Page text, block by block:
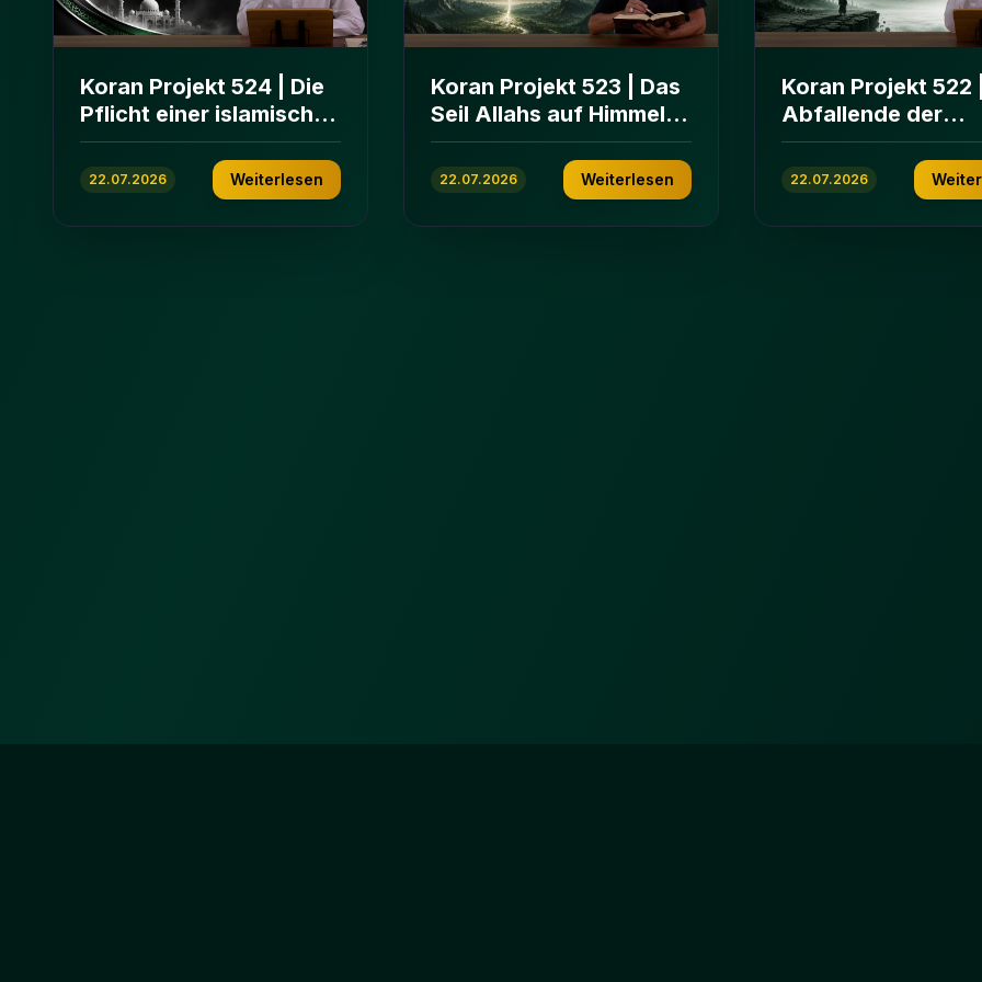
Koran Projekt 524 | Die
Pflicht einer islamischen
Gemeinschaft | Sure Āl
ʿImrān 103-112
22.07.2026 Weiterlesen
Koran Projekt 523 | Das
Seil Allahs auf Himmeln
und Erden | Sure Āl
ʿImrān 103-112
22.07.2026 Weiterlesen
Koran Projekt 522 |
Abfallende der
islamischen
Gemeinschaft |
ʿImrān 86-102
22.07.2026